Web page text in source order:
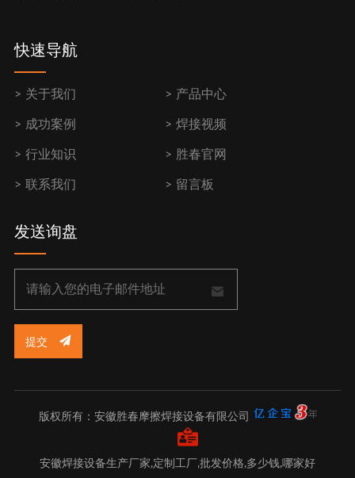
快速导航
关于我们 产品中心
成功案例 焊接视频
行业知识 胜春官网
联系我们 留言板
发送询盘
提交
版权所有：安徽胜春摩擦焊接设备有限公司
安徽焊接设备生产厂家,定制工厂,批发价格,多少钱,哪家好